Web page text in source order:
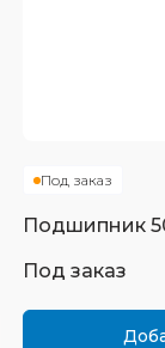
Под заказ
Подшипник
Под заказ